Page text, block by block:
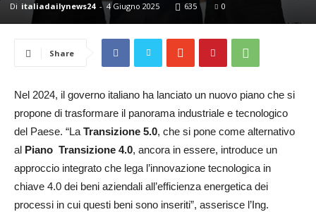
24
Di italiadailynews24 - 4 Giugno 2025 635 0
Share
Nel 2024, il governo italiano ha lanciato un nuovo piano che si
propone di trasformare il panorama industriale e tecnologico
del Paese. “La Transizione 5.0, che si pone come alternativo
al Piano Transizione 4.0, ancora in essere, introduce un
approccio integrato che lega l’innovazione tecnologica in
chiave 4.0 dei beni aziendali all’efficienza energetica dei
processi in cui questi beni sono inseriti”, asserisce l’Ing.